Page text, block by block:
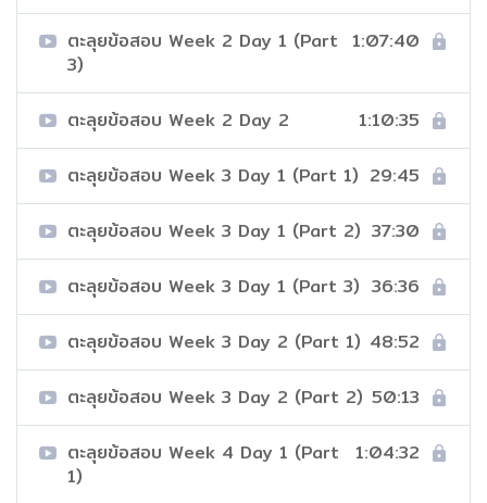
ตะลุยข้อสอบ Week 2 Day 1 (Part
3)
1:07:40
ตะลุยข้อสอบ Week 2 Day 2 1:10:35
ตะลุยข้อสอบ Week 3 Day 1 (Part 1) 29:45
ตะลุยข้อสอบ Week 3 Day 1 (Part 2) 37:30
ตะลุยข้อสอบ Week 3 Day 1 (Part 3) 36:36
ตะลุยข้อสอบ Week 3 Day 2 (Part 1) 48:52
ตะลุยข้อสอบ Week 3 Day 2 (Part 2) 50:13
ตะลุยข้อสอบ Week 4 Day 1 (Part
1)
1:04:32